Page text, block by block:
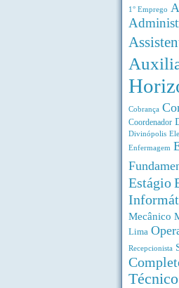
1° Emprego
Cobrança
Coordenador
Divinópolis
Enfermagem
Estágio
Mecânico
Lima
Recepcionista
Técnico